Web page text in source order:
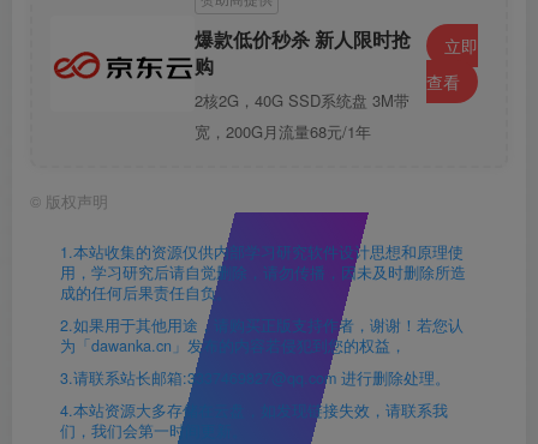
爆款低价秒杀 新人限时抢
购
2核2G，40G SSD系统盘 3M带
宽，200G月流量68元/1年
立即
查看
© 版权声明
1.本站收集的资源仅供内部学习研究软件设计思想和原理使
用，学习研究后请自觉删除，请勿传播，因未及时删除所造
成的任何后果责任自负。
2.如果用于其他用途，请购买正版支持作者，谢谢！若您认
为「dawanka.cn」发布的内容若侵犯到您的权益，
3.请联系站长邮箱:3337469827@qq.com 进行删除处理。
4.本站资源大多存储在云盘，如发现链接失效，请联系我
们，我们会第一时间更新。